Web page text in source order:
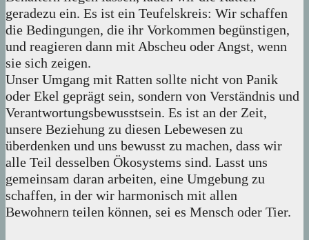
geradezu ein. Es ist ein Teufelskreis: Wir schaffen
die Bedingungen, die ihr Vorkommen begünstigen,
und reagieren dann mit Abscheu oder Angst, wenn
sie sich zeigen.
Unser Umgang mit Ratten sollte nicht von Panik
oder Ekel geprägt sein, sondern von Verständnis und
Verantwortungsbewusstsein. Es ist an der Zeit,
unsere Beziehung zu diesen Lebewesen zu
überdenken und uns bewusst zu machen, dass wir
alle Teil desselben Ökosystems sind. Lasst uns
gemeinsam daran arbeiten, eine Umgebung zu
schaffen, in der wir harmonisch mit allen
Bewohnern teilen können, sei es Mensch oder Tier.